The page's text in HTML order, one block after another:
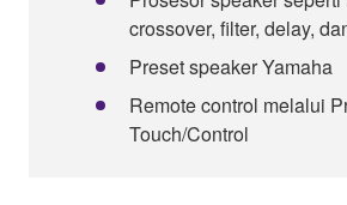
crossover, filter, delay,
Preset speaker Yamaha
Remote control melalui
Touch/Control